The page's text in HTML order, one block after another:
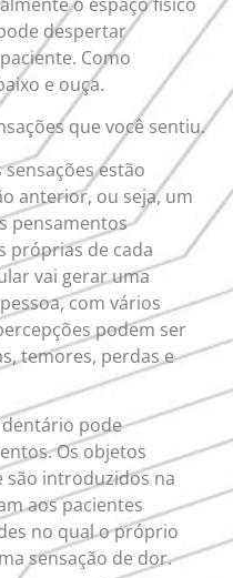
despertar
Como
e ouça.
que você sentiu.
estão
anterior, ou seja, um
pensamentos
próprias de cada
vai gerar uma
com vários
podem ser
temores, perdas e
pode
Os objetos
são introduzidos na
aos pacientes
no qual o próprio
sensação de dor.